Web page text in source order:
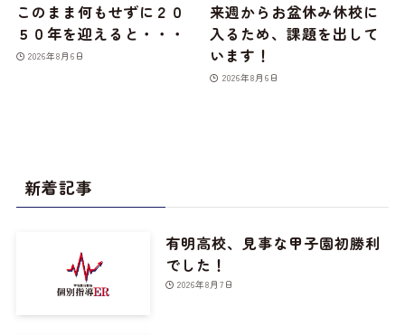
このまま何もせずに２０
５０年を迎えると・・・
2026年8月6日
来週からお盆休み休校に
入るため、課題を出して
います！
2026年8月6日
新着記事
有明高校、見事な甲子園初勝利
でした！
2026年8月7日